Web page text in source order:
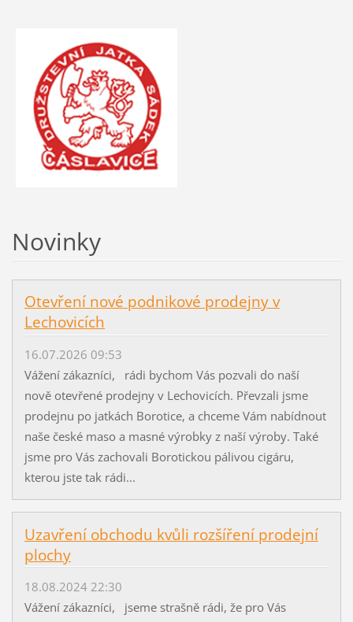
Novinky
Otevření nové podnikové prodejny v
Lechovicích
16.07.2026 09:53
Vážení zákazníci, rádi bychom Vás pozvali do naší
nově otevřené prodejny v Lechovicích. Převzali jsme
prodejnu po jatkách Borotice, a chceme Vám nabídnout
naše české maso a masné výrobky z naší výroby. Také
jsme pro Vás zachovali Borotickou pálivou cigáru,
kterou jste tak rádi...
Uzavření obchodu kvůli rozšíření prodejní
plochy
18.08.2024 22:30
Vážení zákazníci, jseme strašně rádi, že pro Vás